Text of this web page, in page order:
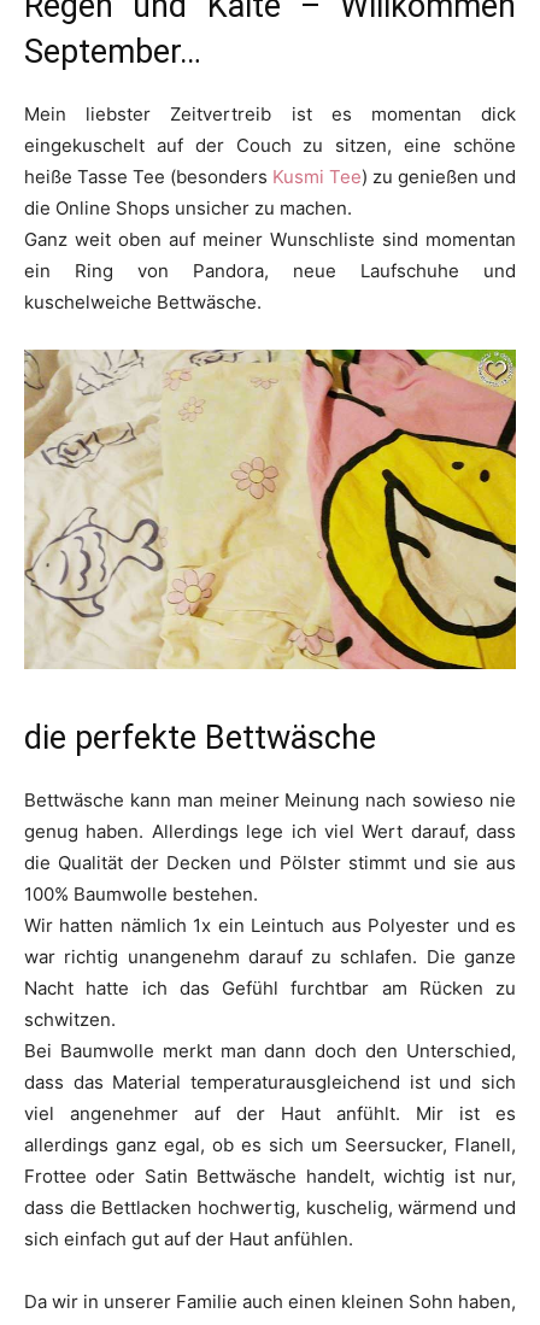
September…
Mein liebster Zeitvertreib ist es momentan dick
eingekuschelt auf der Couch zu sitzen, eine schöne
heiße Tasse Tee (besonders Kusmi Tee) zu genießen und
die Online Shops unsicher zu machen.
Ganz weit oben auf meiner Wunschliste sind momentan
ein Ring von Pandora, neue Laufschuhe und
kuschelweiche Bettwäsche.
die perfekte Bettwäsche
Bettwäsche kann man meiner Meinung nach sowieso nie
genug haben. Allerdings lege ich viel Wert darauf, dass
die Qualität der Decken und Pölster stimmt und sie aus
100% Baumwolle bestehen.
Wir hatten nämlich 1x ein Leintuch aus Polyester und es
war richtig unangenehm darauf zu schlafen. Die ganze
Nacht hatte ich das Gefühl furchtbar am Rücken zu
schwitzen.
Bei Baumwolle merkt man dann doch den Unterschied,
dass das Material temperaturausgleichend ist und sich
viel angenehmer auf der Haut anfühlt. Mir ist es
allerdings ganz egal, ob es sich um Seersucker, Flanell,
Frottee oder Satin Bettwäsche handelt, wichtig ist nur,
dass die Bettlacken hochwertig, kuschelig, wärmend und
sich einfach gut auf der Haut anfühlen.
Da wir in unserer Familie auch einen kleinen Sohn haben,